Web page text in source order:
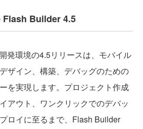
Flash Builder 4.5
発環境の4.5リリースは、モバイル
ザイン、構築、デバッグのための
を実現します。プロジェクト作成
アウト、ワンクリックでのデバッ
ロイに至るまで、Flash Builder